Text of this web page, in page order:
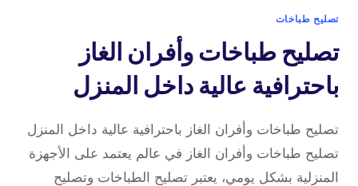
تصليح طباخات
تصليح طباخات وأفران الغاز
باحترافية عالية داخل المنزل
تصليح طباخات وأفران الغاز باحترافية عالية داخل المنزل
تصليح طباخات وأفران الغاز في عالم يعتمد على الأجهزة
المنزلية بشكل يومي، يعتبر تصليح الطباخات وتصليح